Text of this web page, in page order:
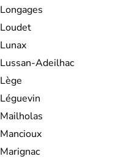
Longages
Loudet
Lunax
Lussan-Adeilhac
Lège
Léguevin
Mailholas
Mancioux
Marignac